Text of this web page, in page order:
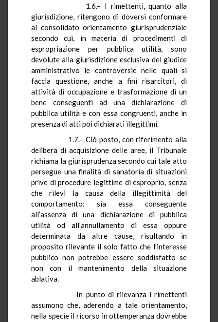
1.6.– I rimettenti, quanto alla
giurisdizione, ritengono di doversi conformare
al consolidato orientamento giurisprudenziale
secondo cui, in materia di procedimenti di
espropriazione per pubblica utilità, sono
devolute alla giurisdizione esclusiva del giudice
amministrativo le controversie nelle quali si
faccia questione, anche a fini risarcitori, di
attività di occupazione e trasformazione di un
bene conseguenti ad una dichiarazione di
pubblica utilità e con essa congruenti, anche in
presenza di atti poi dichiarati illegittimi.
1.7.– Ciò posto, con riferimento alla
delibera di acquisizione delle aree, il Tribunale
richiama la giurisprudenza secondo cui tale atto
persegue una finalità di sanatoria di situazioni
prive di procedure legittime di esproprio, senza
che rilevi la causa della illegittimità del
comportamento: sia essa conseguente
all’assenza di una dichiarazione di pubblica
utilità od all’annullamento di essa oppure
determinata da altre cause, risultando in
proposito rilevante il solo fatto che l’interesse
pubblico non potrebbe essere soddisfatto se
non con il mantenimento della situazione
ablativa.
In punto di rilevanza i rimettenti
assumono che, aderendo a tale orientamento,
nella specie il ricorso in ottemperanza dovrebbe